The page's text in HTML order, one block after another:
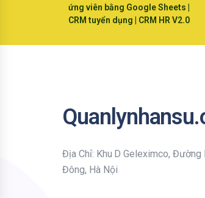
ứng viên bằng Google Sheets |
CRM tuyển dụng | CRM HR V2.0
Địa Chỉ: Khu D Geleximco, Đường
Đông, Hà Nội